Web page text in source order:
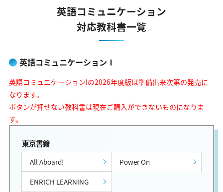
英語コミュニケーション
対応教科書一覧
英語コミュニケーションⅠ
英語コミュニケーションIの2026年度版は準備出来次第の発売に
なります。
ボタンが押せない教科書は現在ご購入ができないものになりま
す。
東京書籍
All Aboard!
Power On
ENRICH LEARNING